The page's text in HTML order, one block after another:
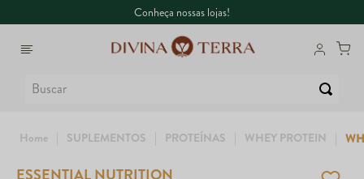
Conheça nossas lojas!
SUPLEMENTOS PROTEÍNAS WHEY PROTEIN